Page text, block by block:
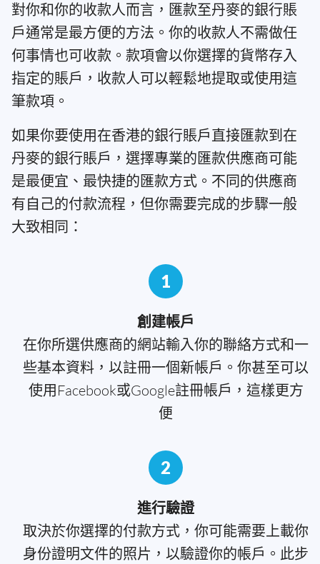
對你和你的收款人而言，匯款至丹麥的銀行賬
戶通常是最方便的方法。你的收款人不需做任
何事情也可收款。款項會以你選擇的貨幣存入
指定的賬戶，收款人可以輕鬆地提取或使用這
筆款項。
如果你要使用在香港的銀行賬戶直接匯款到在
丹麥的銀行賬戶，選擇專業的匯款供應商可能
是最便宜、最快捷的匯款方式。不同的供應商
有自己的付款流程，但你需要完成的步驟一般
大致相同：
1
創建帳戶
在你所選供應商的網站輸入你的聯絡方式和一
些基本資料，以註冊一個新帳戶。你甚至可以
使用Facebook或Google註冊帳戶，這樣更方
便
2
進行驗證
取決於你選擇的付款方式，你可能需要上載你
身份證明文件的照片，以驗證你的帳戶。此步